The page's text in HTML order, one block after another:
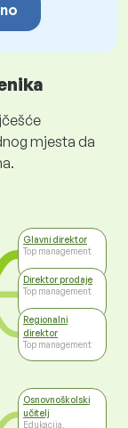
mjesta da
Glavni direktor
Top management
Direktor prodaje
Top management
Regionalni
direktor
Top management
Osnovnoškolski
učitelj
Edukacija,